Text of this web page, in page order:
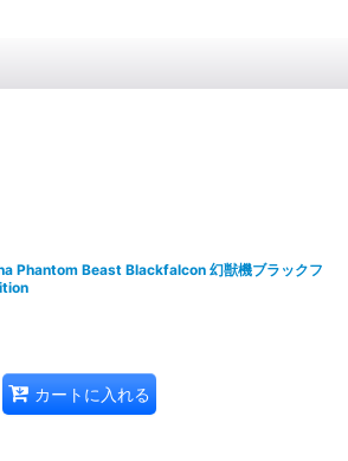
Phantom Beast Blackfalcon 幻獣機ブラックフ
カートに入れる